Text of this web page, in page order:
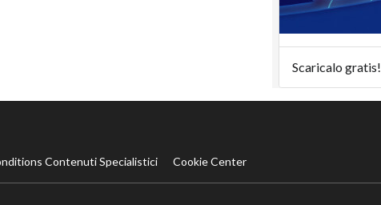
Scaricalo gratis!
Contenuti Specialistici Cookie Center